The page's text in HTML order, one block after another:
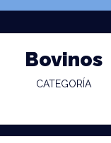
Bovinos
CATEGORÍA